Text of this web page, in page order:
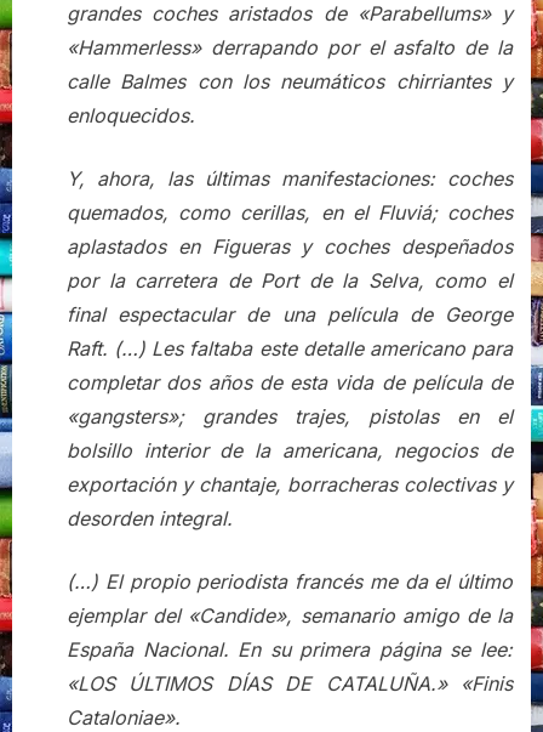
grandes coches aristados de «Parabellums» y
«Hammerless» derrapando por el asfalto de la
calle Balmes con los neumáticos chirriantes y
enloquecidos.
Y, ahora, las últimas manifestaciones: coches
quemados, como cerillas, en el Fluviá; coches
aplastados en Figueras y coches despeñados
por la carretera de Port de la Selva, como el
final espectacular de una película de George
Raft. (…) Les faltaba este detalle americano para
completar dos años de esta vida de película de
«gangsters»; grandes trajes, pistolas en el
bolsillo interior de la americana, negocios de
exportación y chantaje, borracheras colectivas y
desorden integral.
(…) El propio periodista francés me da el último
ejemplar del «Candide», semanario amigo de la
España Nacional. En su primera página se lee:
«LOS ÚLTIMOS DÍAS DE CATALUÑA.» «Finis
Cataloniae».